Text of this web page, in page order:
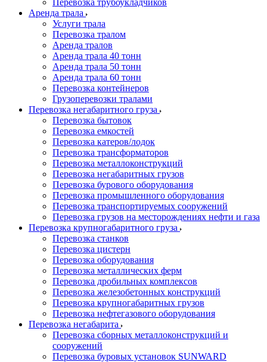
Перевозка трубоукладчиков
Аренда трала
Услуги трала
Перевозка тралом
Аренда тралов
Аренда трала 40 тонн
Аренда трала 50 тонн
Аренда трала 60 тонн
Перевозка контейнеров
Грузоперевозки тралами
Перевозка негабаритного груза
Перевозка бытовок
Перевозка емкостей
Перевозка катеров/лодок
Перевозка трансформаторов
Перевозка металлоконструкций
Перевозка негабаритных грузов
Перевозка бурового оборудования
Перевозка промышленного оборудования
Перевозка транспортируемых сооружений
Перевозка грузов на месторождениях нефти и газа
Перевозка крупногабаритного груза
Перевозка станков
Перевозка цистерн
Перевозка оборудования
Перевозка металлических ферм
Перевозка дробильных комплексов
Перевозка железобетонных конструкций
Перевозка крупногабаритных грузов
Перевозка нефтегазового оборудования
Перевозка негабарита
Перевозка сборных металлоконструкций и
сооружений
Перевозка буровых установок SUNWARD